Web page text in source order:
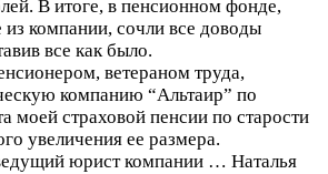
В итоге, в пенсионном фонде,
компании, сочли все доводы
все как было.
ветераном труда,
компанию “Альтаир” по
моей страховой пенсии по старости
увеличения ее размера.
юрист компании … Наталья